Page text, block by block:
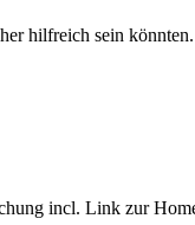
hilfreich sein könnten.
incl. Link zur